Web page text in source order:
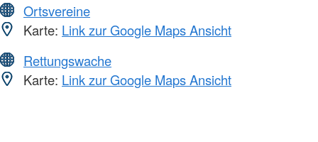
Ortsvereine
Karte: Link zur Google Maps Ansicht
Rettungswache
Karte: Link zur Google Maps Ansicht